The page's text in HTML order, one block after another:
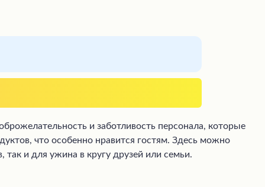
и заботливость персонала, которые
что особенно нравится гостям. Здесь можно
и для ужина в кругу друзей или семьи.